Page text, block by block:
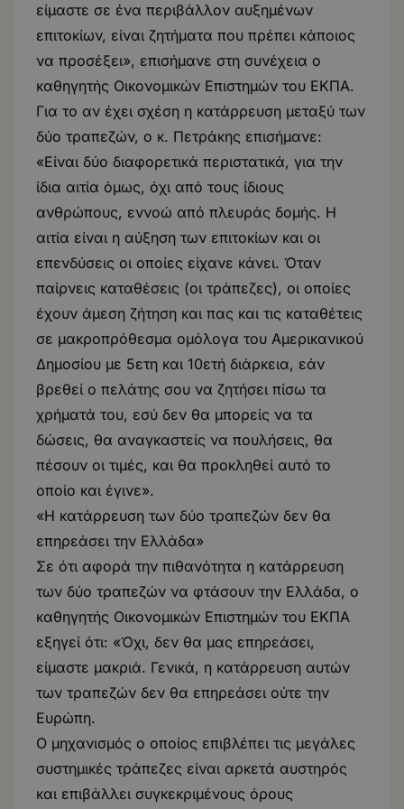
είμαστε σε ένα περιβάλλον αυξημένων
επιτοκίων, είναι ζητήματα που πρέπει κάποιος
να προσέξει», επισήμανε στη συνέχεια ο
καθηγητής Οικονομικών Επιστημών του ΕΚΠΑ.
Για το αν έχει σχέση η κατάρρευση μεταξύ των
δύο τραπεζών, ο κ. Πετράκης επισήμανε:
«Είναι δύο διαφορετικά περιστατικά, για την
ίδια αιτία όμως, όχι από τους ίδιους
ανθρώπους, εννοώ από πλευράς δομής. Η
αιτία είναι η αύξηση των επιτοκίων και οι
επενδύσεις οι οποίες είχανε κάνει. Όταν
παίρνεις καταθέσεις (οι τράπεζες), οι οποίες
έχουν άμεση ζήτηση και πας και τις καταθέτεις
σε μακροπρόθεσμα ομόλογα του Αμερικανικού
Δημοσίου με 5ετη και 10ετή διάρκεια, εάν
βρεθεί ο πελάτης σου να ζητήσει πίσω τα
χρήματά του, εσύ δεν θα μπορείς να τα
δώσεις, θα αναγκαστείς να πουλήσεις, θα
πέσουν οι τιμές, και θα προκληθεί αυτό το
οποίο και έγινε».
«Η κατάρρευση των δύο τραπεζών δεν θα
επηρεάσει την Ελλάδα»
Σε ότι αφορά την πιθανότητα η κατάρρευση
των δύο τραπεζών να φτάσουν την Ελλάδα, ο
καθηγητής Οικονομικών Επιστημών του ΕΚΠΑ
εξηγεί ότι: «Όχι, δεν θα μας επηρεάσει,
είμαστε μακριά. Γενικά, η κατάρρευση αυτών
των τραπεζών δεν θα επηρεάσει ούτε την
Ευρώπη.
Ο μηχανισμός ο οποίος επιβλέπει τις μεγάλες
συστημικές τράπεζες είναι αρκετά αυστηρός
και επιβάλλει συγκεκριμένους όρους